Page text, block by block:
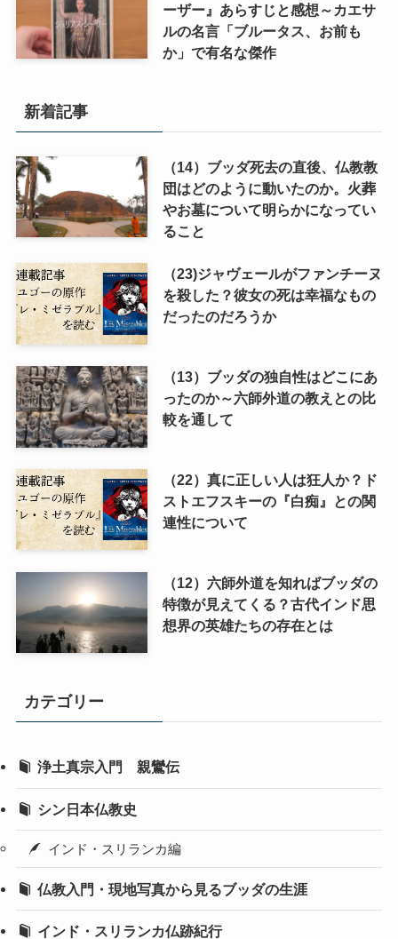
ーザー』あらすじと感想～カエサ
ルの名言「ブルータス、お前も
か」で有名な傑作
新着記事
（14）ブッダ死去の直後、仏教教
団はどのように動いたのか。火葬
やお墓について明らかになってい
ること
（23)ジャヴェールがファンチーヌ
を殺した？彼女の死は幸福なもの
だったのだろうか
（13）ブッダの独自性はどこにあ
ったのか～六師外道の教えとの比
較を通して
（22）真に正しい人は狂人か？ド
ストエフスキーの『白痴』との関
連性について
（12）六師外道を知ればブッダの
特徴が見えてくる？古代インド思
想界の英雄たちの存在とは
カテゴリー
浄土真宗入門 親鸞伝
シン日本仏教史
インド・スリランカ編
仏教入門・現地写真から見るブッダの生涯
インド・スリランカ仏跡紀行